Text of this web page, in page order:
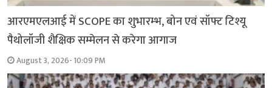
आरएमएलआई में SCOPE का शुभारम्भ, बोन एवं सॉफ्ट टिश्यू
पैथोलॉजी शैक्षिक सम्मेलन से करेगा आगाज
August 3, 2026- 10:09 PM